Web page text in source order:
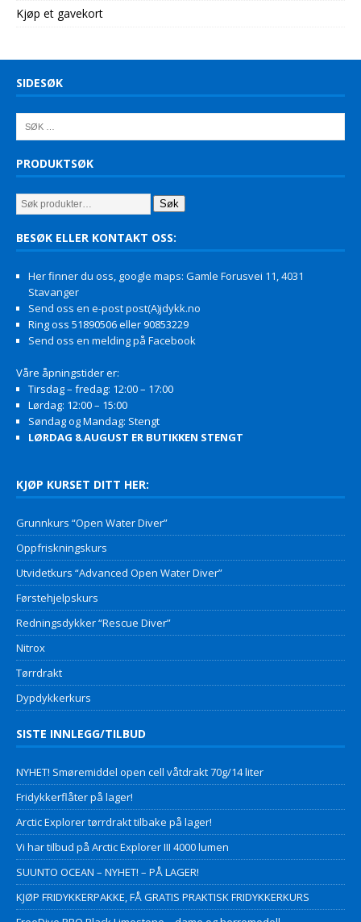
Kjøp et gavekort
SIDESØK
PRODUKTSØK
Søk
BESØK ELLER KONTAKT OSS:
Her finner du oss, google maps: Gamle Forusvei 11, 4031
Stavanger
Send oss en e-post post(A)jdykk.no
Ring oss 51890506 eller 90853229
Send oss en melding på Facebook
Våre åpningstider er:
Tirsdag – fredag: 12:00 – 17:00
Lørdag: 12:00 – 15:00
Søndag og Mandag: Stengt
LØRDAG 8.AUGUST ER BUTIKKEN STENGT
KJØP KURSET DITT HER:
Grunnkurs “Open Water Diver”
Oppfriskningskurs
Utvidetkurs “Advanced Open Water Diver”
Førstehjelpskurs
Redningsdykker “Rescue Diver”
Nitrox
Tørrdrakt
Dypdykkerkurs
SISTE INNLEGG/TILBUD
NYHET! Smøremiddel open cell våtdrakt 70g/14 liter
Fridykkerflåter på lager!
Arctic Explorer tørrdrakt tilbake på lager!
Vi har tilbud på Arctic Explorer III 4000 lumen
SUUNTO OCEAN – NYHET! – PÅ LAGER!
KJØP FRIDYKKERPAKKE, FÅ GRATIS PRAKTISK FRIDYKKERKURS